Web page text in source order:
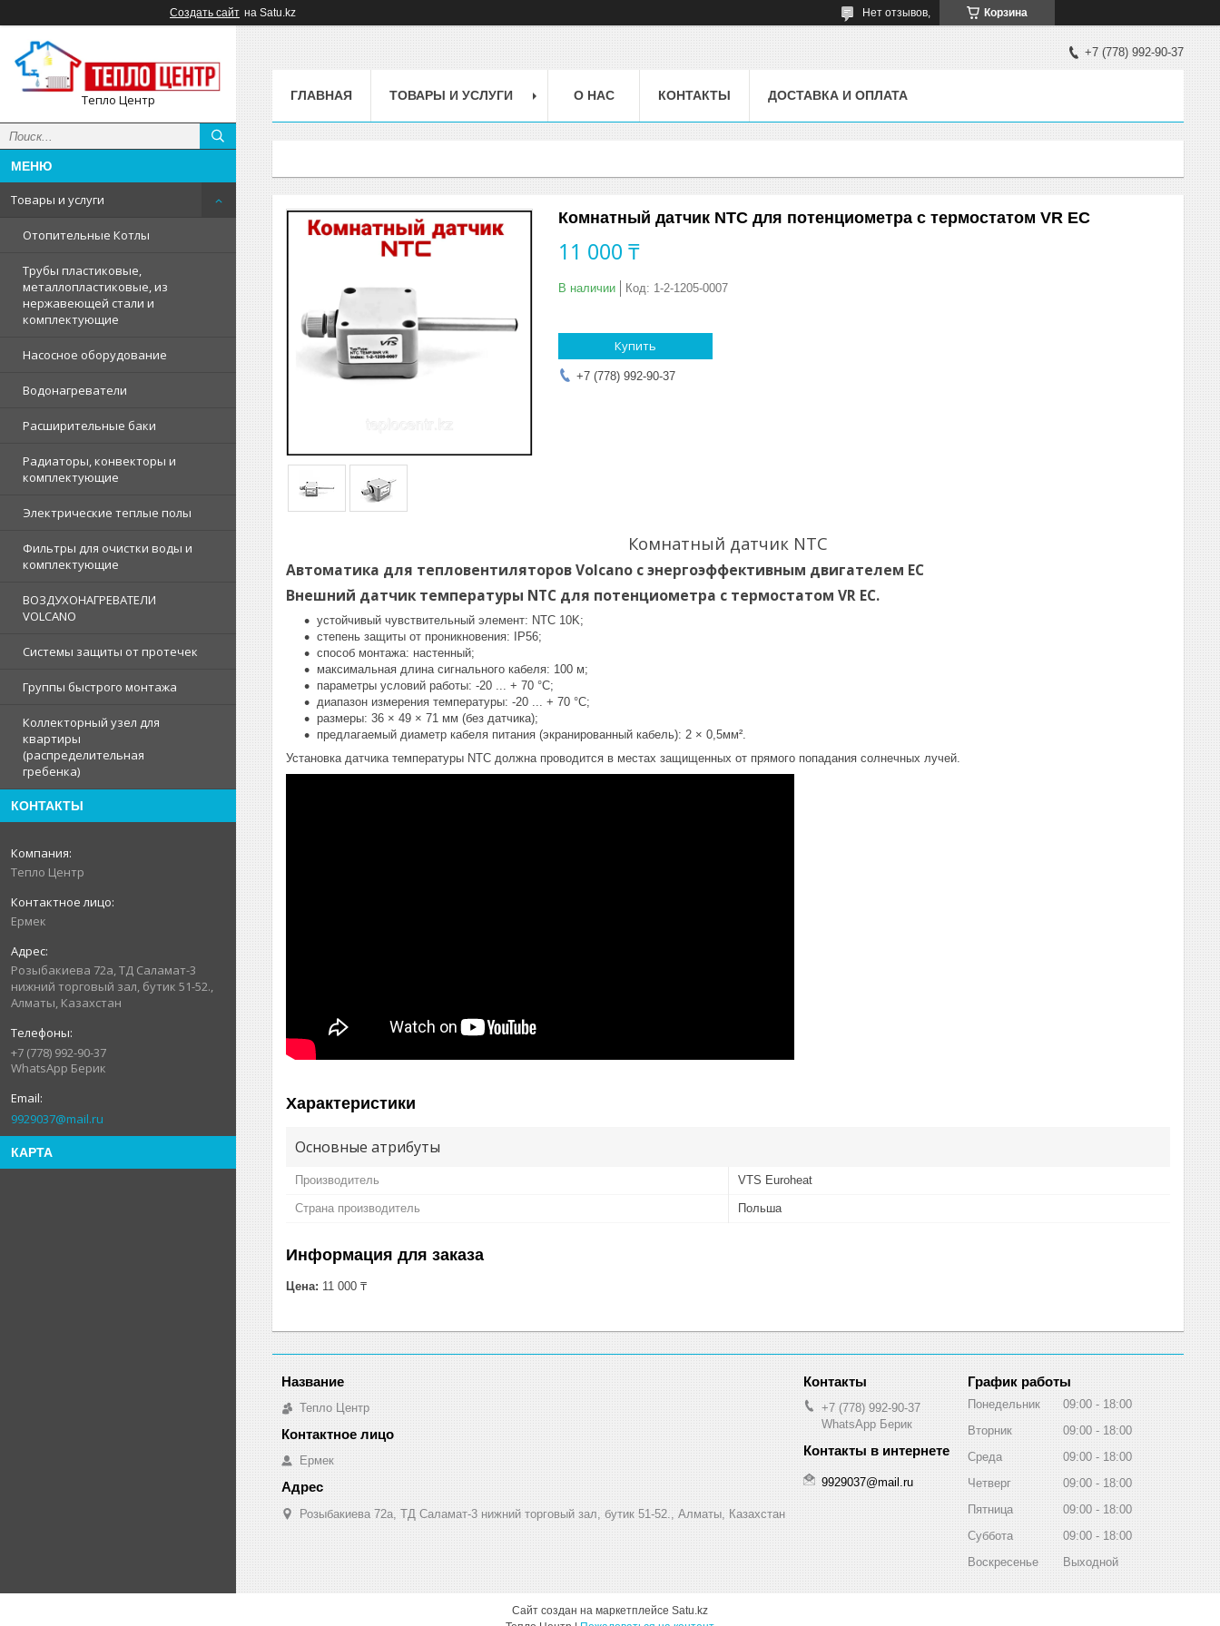
Создать сайт на Satu.kz Корзина
Нет отзывов,
Тепло Центр
Товары и услуги
Отопительные Котлы
Трубы пластиковые,
металлопластиковые, из
нержавеющей стали и
комплектующие
Насосное оборудование
Водонагреватели
Расширительные баки
Радиаторы, конвекторы и
комплектующие
Электрические теплые полы
Фильтры для очистки воды и
комплектующие
ВОЗДУХОНАГРЕВАТЕЛИ
VOLCANO
Системы защиты от протечек
Группы быстрого монтажа
Коллекторный узел для
квартиры
(распределительная
гребенка)
КОНТАКТЫ
Тепло Центр
Ермек
Розыбакиева 72а, ТД Саламат-3
нижний торговый зал, бутик 51-52.,
Алматы, Казахстан
+7 (778) 992-90-37
WhatsApp Берик
9929037@mail.ru
КАРТА
+7 (778) 992-90-37
ГЛАВНАЯ ТОВАРЫ И УСЛУГИ О НАС КОНТАКТЫ ДОСТАВКА И ОПЛАТА
Комнатный датчик NTC для потенциометра с термостатом VR EC
11 000 ₸
В наличии Код: 1-2-1205-0007
Купить
+7 (778) 992-90-37
Комнатный датчик NTC
Автоматика для тепловентиляторов Volcano с энергоэффективным двигателем EC
Внешний датчик температуры NTC для потенциометра с термостатом VR EC.
устойчивый чувствительный элемент: NTC 10K;
степень защиты от проникновения: IP56;
способ монтажа: настенный;
максимальная длина сигнального кабеля: 100 м;
параметры условий работы: -20 ... + 70 °C;
диапазон измерения температуры: -20 ... + 70 °C;
размеры: 36 × 49 × 71 мм (без датчика);
предлагаемый диаметр кабеля питания (экранированный кабель): 2 × 0,5мм².
Установка датчика температуры NTC должна проводится в местах защищенных от прямого попадания солнечных лучей.
Характеристики
Основные атрибуты
Производитель VTS Euroheat
Страна производитель Польша
Информация для заказа
Цена: 11 000 ₸
Тепло Центр
Ермек
Розыбакиева 72а, ТД Саламат-3 нижний торговый зал, бутик 51-52., Алматы, Казахстан
+7 (778) 992-90-37
WhatsApp Берик
9929037@mail.ru
График работы
Понедельник 09:00
18:00
Вторник
09:00
18:00
Среда
09:00
18:00
Четверг
09:00
18:00
Пятница
09:00
18:00
Суббота
09:00
18:00
Воскресенье
Выходной
Сайт создан на маркетплейсе Satu.kz